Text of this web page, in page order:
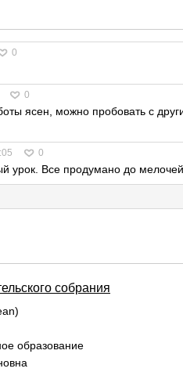
0
0
ясен, можно пробовать с
0
урок. Все продумано до мелочей.
собрания
образование